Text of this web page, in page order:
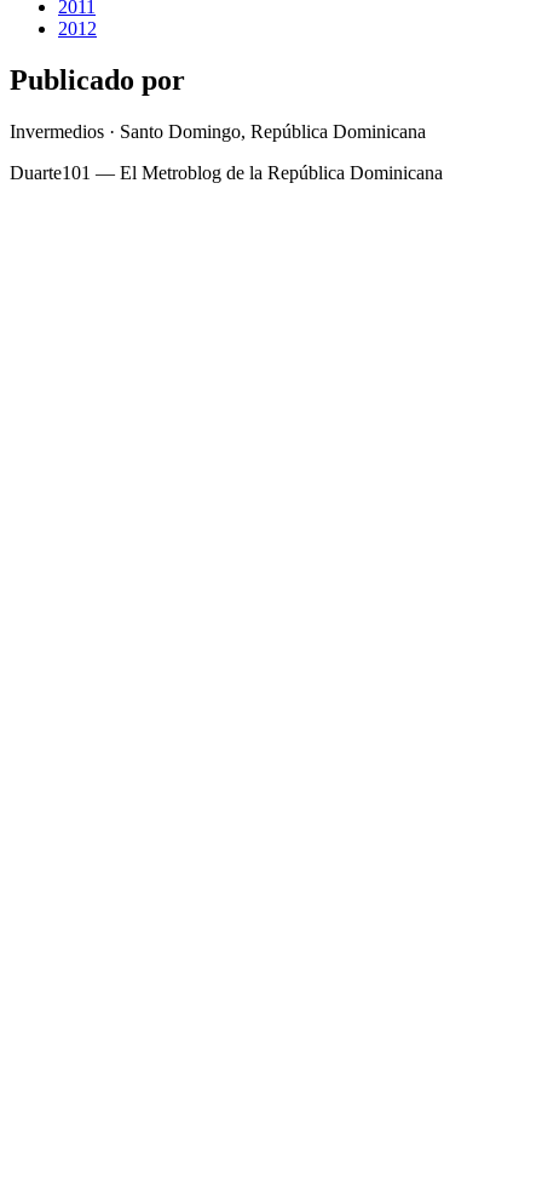
2011
2012
Publicado por
Invermedios · Santo Domingo, República Dominicana
Duarte101 — El Metroblog de la República Dominicana